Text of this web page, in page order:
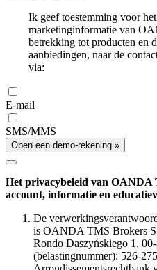
Ik geef toestemming voor
marketinginformatie van
betrekking tot producten en
aanbiedingen, naar de
via:
E-mail
SMS/MMS
Open een demo-rekening »
Het privacybeleid van OANDA
account, informatie en
De
is OANDA TMS Brokers
Rondo Daszyńskiego 1,
(belastingnummer): 526-